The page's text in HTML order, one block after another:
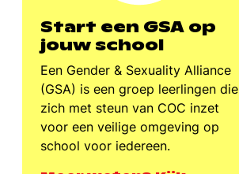
Start een GSA op
jouw school
Een Gender & Sexuality Alliance
(GSA) is een groep leerlingen die
zich met steun van COC inzet
voor een veilige omgeving op
school voor iedereen.